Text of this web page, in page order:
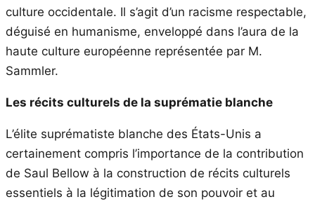
culture occidentale. Il s’agit d’un racisme respectable,
déguisé en humanisme, enveloppé dans l’aura de la
haute culture européenne représentée par M.
Sammler.
Les récits culturels de la suprématie blanche
L’élite suprématiste blanche des États-Unis a
certainement compris l’importance de la contribution
de Saul Bellow à la construction de récits culturels
essentiels à la légitimation de son pouvoir et au